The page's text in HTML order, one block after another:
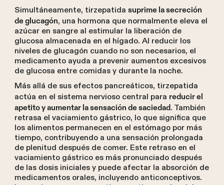
Simultáneamente, tirzepatida suprime la secreción
de glucagón, una hormona que normalmente eleva el
azúcar en sangre al estimular la liberación de
glucosa almacenada en el hígado. Al reducir los
niveles de glucagón cuando no son necesarios, el
medicamento ayuda a prevenir aumentos excesivos
de glucosa entre comidas y durante la noche.
Más allá de sus efectos pancreáticos, tirzepatida
actúa en el sistema nervioso central para reducir el
apetito y aumentar la sensación de saciedad. También
retrasa el vaciamiento gástrico, lo que significa que
los alimentos permanecen en el estómago por más
tiempo, contribuyendo a una sensación prolongada
de plenitud después de comer. Este retraso en el
vaciamiento gástrico es más pronunciado después
de las dosis iniciales y puede afectar la absorción de
medicamentos orales, incluyendo anticonceptivos.